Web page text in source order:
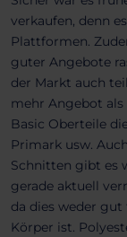
verkaufen, denn
Plattformen.
guter Angebote
der Markt auch
mehr Angebot
Basic Oberteile
Primark usw.
Schnitten gibt es
gerade aktuell
da dies weder
Körper ist.